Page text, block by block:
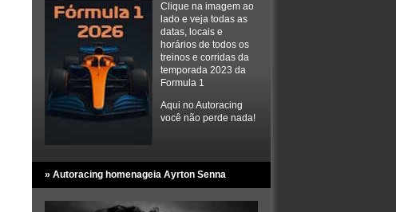
Clique na imagem ao
lado e veja todas as
datas, locais e
horários de todos os
treinos e corridas da
temporada 2023 da
Formula 1
Aqui no Autoracing
você não perde nada!
» Autoracing homenageia Ayrton Senna